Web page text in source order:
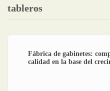
tableros
Fábrica de gabinetes:
calidad en la base del